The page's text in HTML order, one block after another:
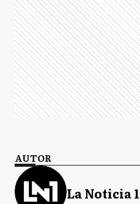
AUTOR
La Noticia 1